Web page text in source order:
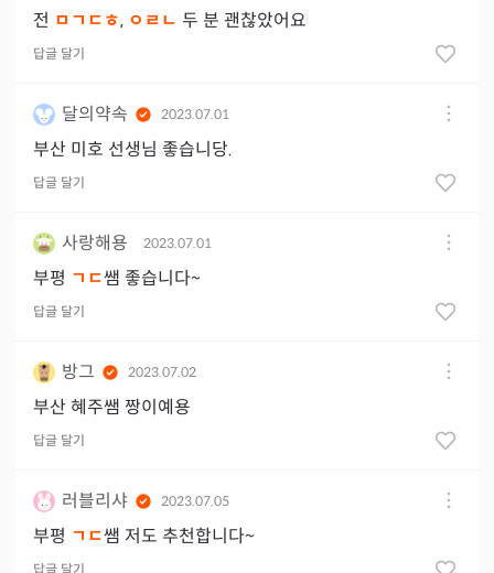
전 ㅁㄱㄷㅎ, ㅇㄹㄴ 두 분 괜찮았어요
답글 달기
달의약속 2023.07.01
부산 미호 선생님 좋습니당.
답글 달기
사랑해용 2023.07.01
부평 ㄱㄷ쌤 좋습니다~
답글 달기
방그 2023.07.02
부산 혜주쌤 짱이예용
답글 달기
러블리샤 2023.07.05
부평 ㄱㄷ쌤 저도 추천합니다~
답글 달기